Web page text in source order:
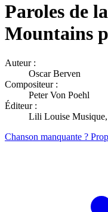
Paroles de
Mountains
Auteur :
Oscar Berven
Compositeur :
Peter Von Poehl
Éditeur :
Lili Louise Musique,
Chanson manquante ?